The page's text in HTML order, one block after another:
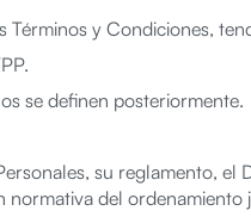
y Condiciones,
se definen posteriormente.
su reglamento,
del